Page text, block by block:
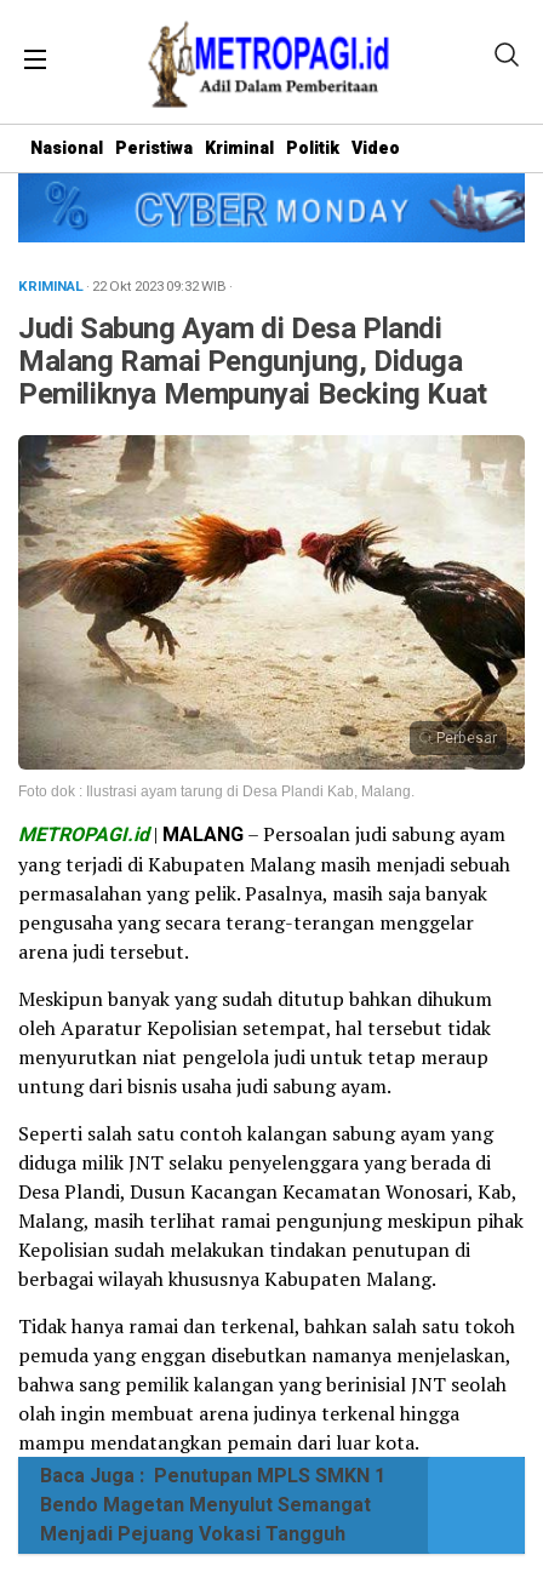
Nasional Peristiwa Kriminal Politik Video
KRIMINAL· 22 Okt 202309:32WIB ·
Judi Sabung Ayam di Desa Plandi
Malang Ramai Pengunjung, Diduga
Pemiliknya Mempunyai Becking Kuat
Perbesar
Foto dok : Ilustrasi ayam tarung di Desa Plandi Kab, Malang.
METROPAGI.id| MALANG– Persoalan judi sabung ayam
yang terjadi di Kabupaten Malang masih menjadi sebuah
permasalahan yang pelik. Pasalnya, masih saja banyak
pengusaha yang secara terang-terangan menggelar
arena judi tersebut.
Meskipun banyak yang sudah ditutup bahkan dihukum
oleh Aparatur Kepolisian setempat, hal tersebut tidak
menyurutkan niat pengelola judi untuk tetap meraup
untung dari bisnis usaha judi sabung ayam.
Seperti salah satu contoh kalangan sabung ayam yang
diduga milik JNT selaku penyelenggara yang berada di
Desa Plandi, Dusun Kacangan Kecamatan Wonosari, Kab,
Malang, masih terlihat ramai pengunjung meskipun pihak
Kepolisian sudah melakukan tindakan penutupan di
berbagai wilayah khususnya Kabupaten Malang.
Tidak hanya ramai dan terkenal, bahkan salah satu tokoh
pemuda yang enggan disebutkan namanya menjelaskan,
bahwa sang pemilik kalangan yang berinisial JNT seolah
olah ingin membuat arena judinya terkenal hingga
mampu mendatangkan pemain dari luar kota.
Baca Juga : Penutupan MPLS SMKN 1
Bendo Magetan Menyulut Semangat
Menjadi Pejuang Vokasi Tangguh